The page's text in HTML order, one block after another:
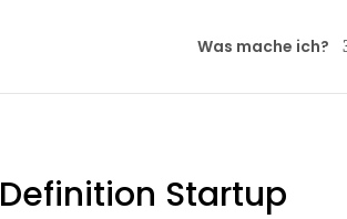
Was mache ich?
Definition Startup